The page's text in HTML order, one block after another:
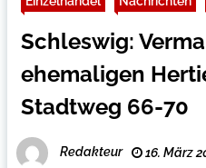
Schleswig:
ehemaligen
Stadtweg 66-70
Redakteur 16. März